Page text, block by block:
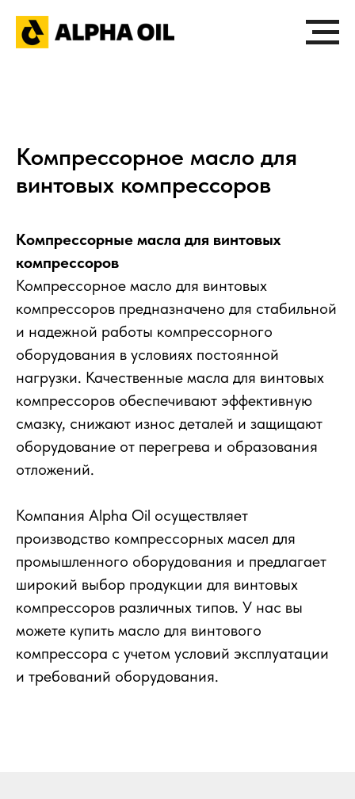
Компрессорное масло для
винтовых компрессоров
Компрессорные масла для винтовых
компрессоров
Компрессорное масло для винтовых
компрессоров предназначено для стабильной
и надежной работы компрессорного
оборудования в условиях постоянной
нагрузки. Качественные масла для винтовых
компрессоров обеспечивают эффективную
смазку, снижают износ деталей и защищают
оборудование от перегрева и образования
отложений.
Компания Alpha Oil осуществляет
производство компрессорных масел для
промышленного оборудования и предлагает
широкий выбор продукции для винтовых
компрессоров различных типов. У нас вы
можете купить масло для винтового
компрессора с учетом условий эксплуатации
и требований оборудования.
Где применяются
масла для
винтовых